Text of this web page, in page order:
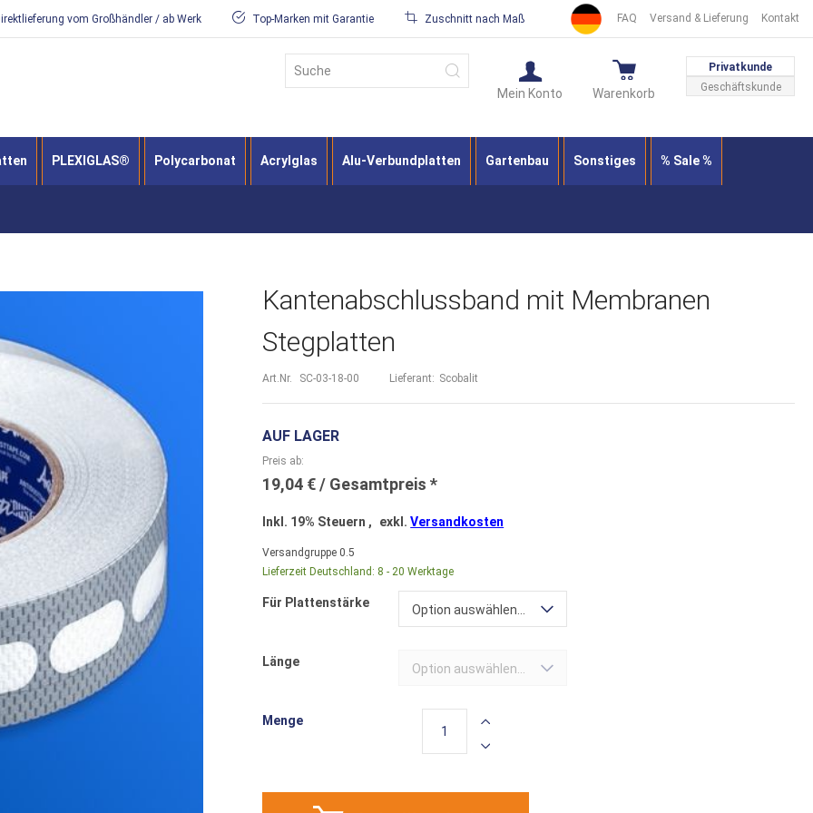
FAQ Versand & Lieferung Kontakt
vom Großhändler / ab Werk Top-Marken mit Garantie Zuschnitt nach Maß
Privatkunde
Geschäftskunde
Warenkorb
Mein Konto
Suche
PLEXIGLAS® Polycarbonat Acrylglas Alu-Verbundplatten Gartenbau Sonstiges % Sale %
Kantenabschlussband mit Membranen
Stegplatten
Art.Nr. SC-03-18-00 Lieferant: Scobalit
AUF LAGER
Preis ab
19,04 €
Inkl. 19% Steuern , exkl.Versandkosten
Versandgruppe 0.5
Lieferzeit Deutschland: 8 - 20 Werktage
Für Plattenstärke Option auswählen...
Länge Option auswählen...
Menge